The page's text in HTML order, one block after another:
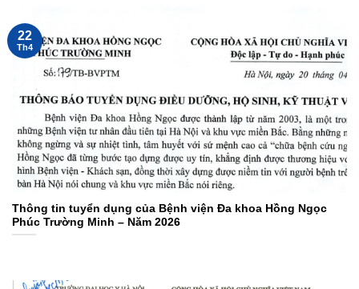
Thông tin tuyển dụng của Bệnh viện Đa khoa Hồng Ngọc
Phúc Trường Minh – Năm 2026
22
Th4